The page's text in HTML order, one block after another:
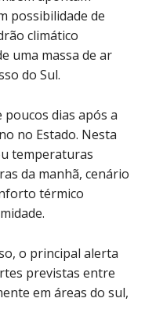
possibilidade de
climático
uma massa de ar
do Sul.
dias após a
no Estado. Nesta
temperaturas
da manhã, cenário
térmico
o principal alerta
previstas entre
em áreas do sul,